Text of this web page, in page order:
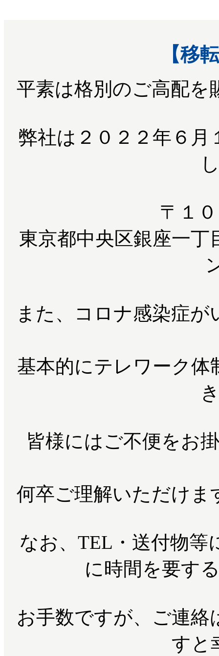
【移
平素は格別のご高配
弊社は２０２２年６
〒１
東京都中央区銀座一
また、コロナ感染症
基本的にテレワーク
皆様にはご不便をお
何卒ご理解いただけ
なお、TEL・送付物等
に時間を要す
お手数ですが、ご連
すと